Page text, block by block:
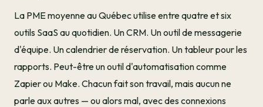
La PME moyenne au Québec utilise entre quatre et six
outils SaaS au quotidien. Un CRM. Un outil de messagerie
d'équipe. Un calendrier de réservation. Un tableur pour les
rapports. Peut-être un outil d'automatisation comme
Zapier ou Make. Chacun fait son travail, mais aucun ne
parle aux autres — ou alors mal, avec des connexions